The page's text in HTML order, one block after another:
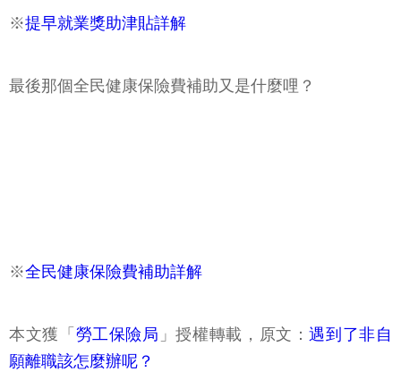
※提早就業獎助津貼詳解
最後那個全民健康保險費補助又是什麼哩？
※全民健康保險費補助詳解
本文獲「 勞工保險局 」授權轉載，原文：遇到了非自
願離職該怎麼辦呢？